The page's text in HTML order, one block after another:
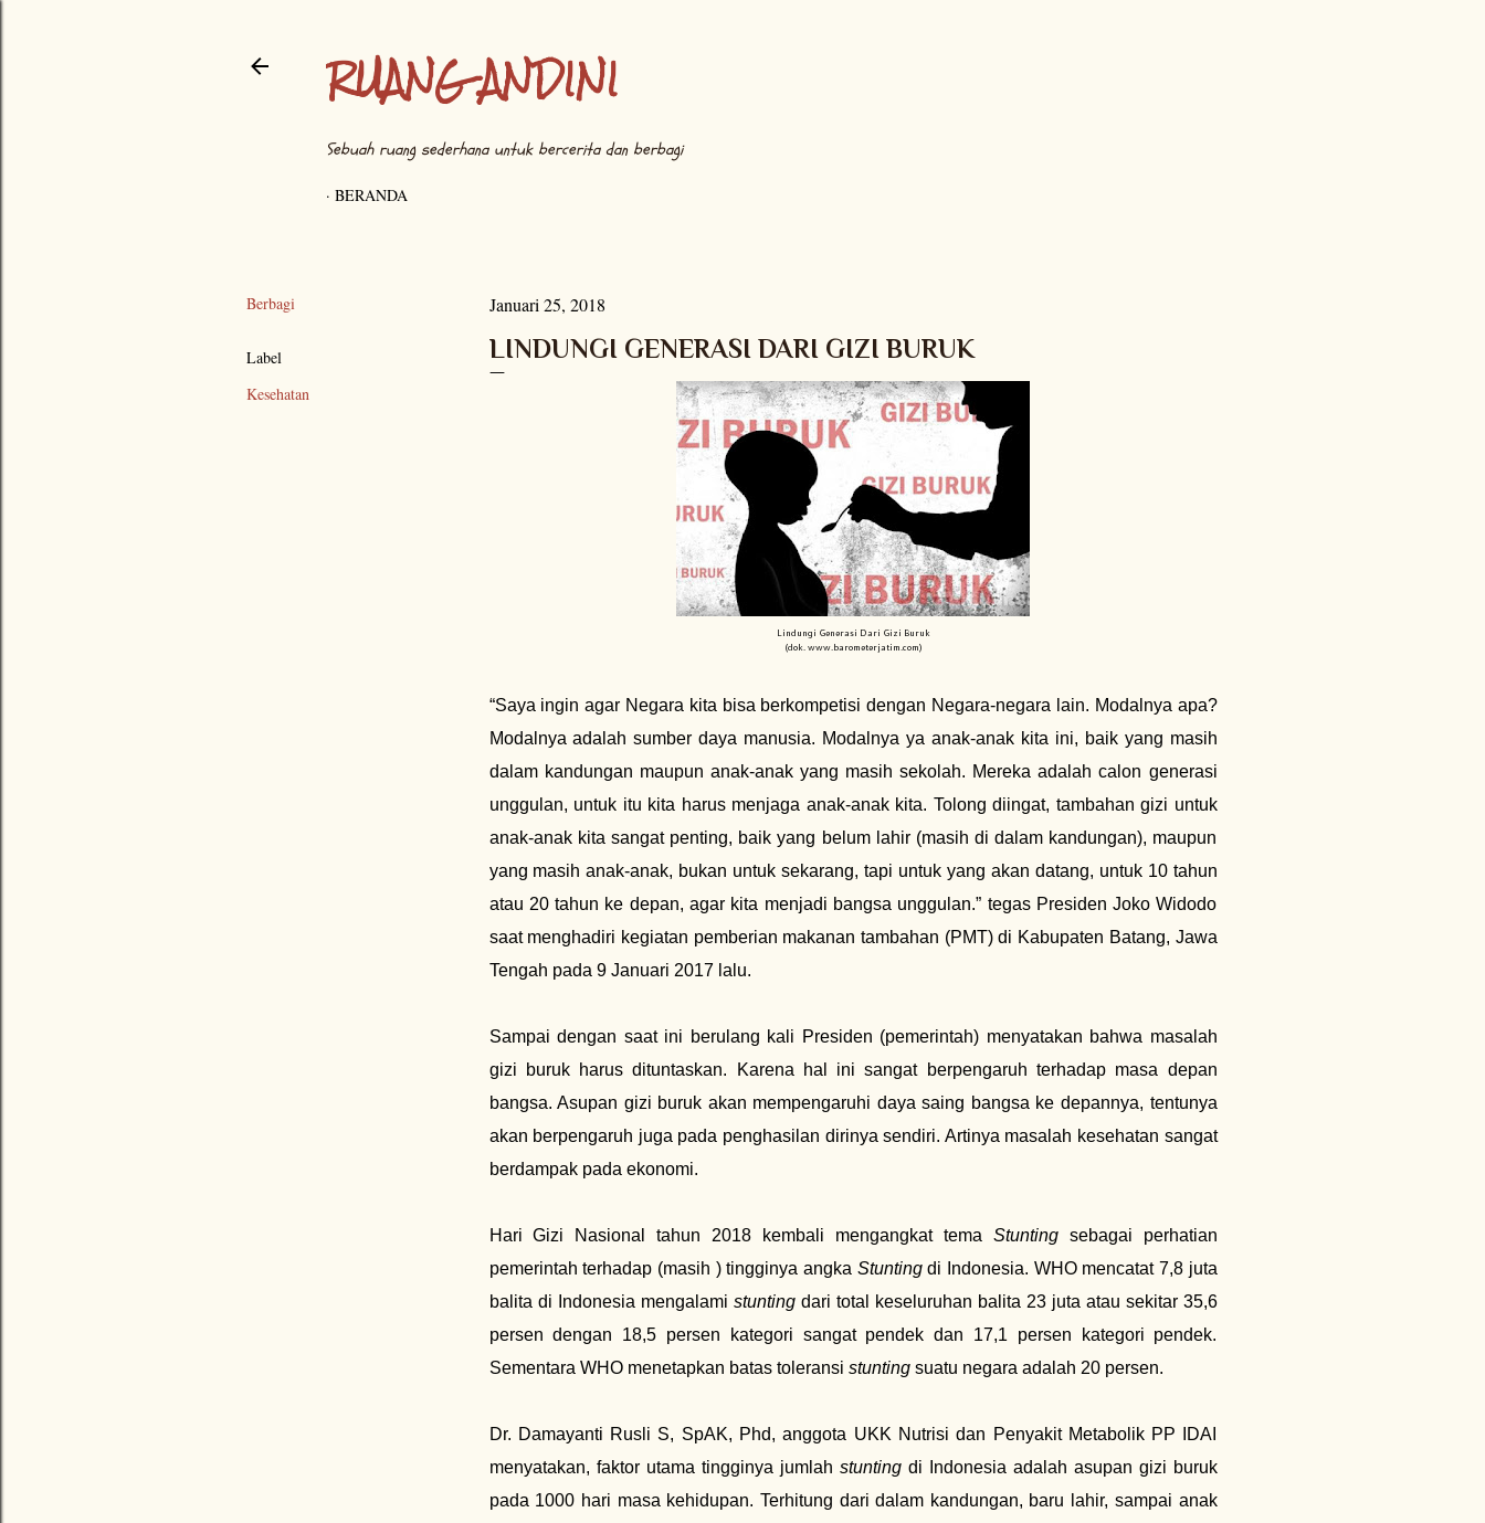
RUANG ANDINI
Sebuah ruang sederhana untuk bercerita dan berbagi
BERANDA
Berbagi
Label
Kesehatan
Januari 25, 2018
LINDUNGI GENERASI DARI GIZI BURUK
Lindungi Generasi Dari Gizi Buruk
(dok. www.barometerjatim.com)
“Saya ingin agar Negara kita bisa berkompetisi dengan Negara-negara lain. Modalnya apa?
Modalnya adalah sumber daya manusia. Modalnya ya anak-anak kita ini, baik yang masih
dalam kandungan maupun anak-anak yang masih sekolah. Mereka adalah calon generasi
unggulan, untuk itu kita harus menjaga anak-anak kita. Tolong diingat, tambahan gizi untuk
anak-anak kita sangat penting, baik yang belum lahir (masih di dalam kandungan), maupun
yang masih anak-anak, bukan untuk sekarang, tapi untuk yang akan datang, untuk 10 tahun
atau 20 tahun ke depan, agar kita menjadi bangsa unggulan.” tegas Presiden Joko Widodo
saat menghadiri kegiatan pemberian makanan tambahan (PMT) di Kabupaten Batang, Jawa
Tengah pada 9 Januari 2017 lalu.
Sampai dengan saat ini berulang kali Presiden (pemerintah) menyatakan bahwa masalah
gizi buruk harus dituntaskan. Karena hal ini sangat berpengaruh terhadap masa depan
bangsa. Asupan gizi buruk akan mempengaruhi daya saing bangsa ke depannya, tentunya
akan berpengaruh juga pada penghasilan dirinya sendiri. Artinya masalah kesehatan sangat
berdampak pada ekonomi.
Hari Gizi Nasional tahun 2018 kembali mengangkat tema Stuntingsebagai perhatian
pemerintah terhadap (masih ) tingginya angka Stuntingdi Indonesia. WHO mencatat 7,8 juta
balita di Indonesia mengalami stuntingdari total keseluruhan balita 23 juta atau sekitar 35,6
persen dengan 18,5 persen kategori sangat pendek dan 17,1 persen kategori pendek.
Sementara WHO menetapkan batas toleransi stunting suatu negara adalah 20 persen.
Dr. Damayanti Rusli S, SpAK, Phd, anggota UKK Nutrisi dan Penyakit Metabolik PP IDAI
menyatakan, faktor utama tingginya jumlah stuntingdi Indonesia adalah asupan gizi buruk
pada 1000 hari masa kehidupan. Terhitung dari dalam kandungan, baru lahir, sampai anak